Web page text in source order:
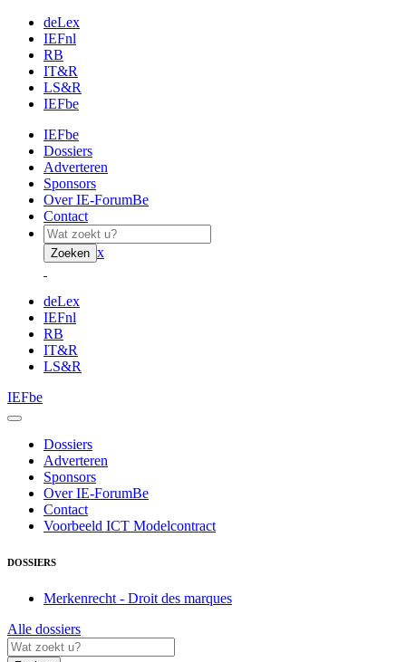
deLex
IEFnl
RB
IT&R
LS&R
IEFbe
IEFbe
Dossiers
Adverteren
Sponsors
Over IE-ForumBe
Contact
Zoeken x
deLex
IEFnl
RB
IT&R
LS&R
IEFbe
Dossiers
Adverteren
Sponsors
Over IE-ForumBe
Contact
Voorbeeld ICT Modelcontract
DOSSIERS
Merkenrecht - Droit des marques
Alle dossiers